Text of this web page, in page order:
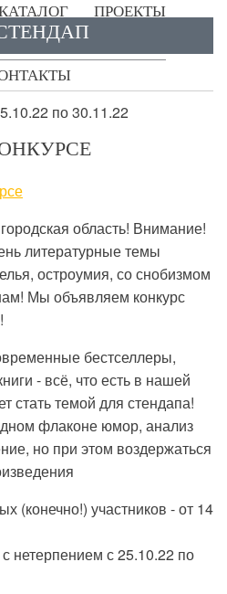
ПРОЕКТЫ
| РОДИТЕЛЯМ
по 30.11.22
область! Внимание!
литературные темы
остроумия, со снобизмом
Мы объявляем конкурс
бестселлеры,
- всё, что есть в нашей
стать темой для стендапа!
флаконе юмор, анализ
но при этом воздержаться
(конечно!) участников - от 14
нетерпением с 25.10.22 по